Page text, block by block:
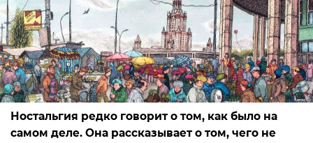
Ностальгия редко говорит о том, как было на
самом деле. Она рассказывает о том, чего не